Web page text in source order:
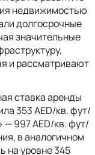
недвижимостью
долгосрочные
значительные
и рассматривают
ставка аренды
353 AED/кв. фут/
— 997 AED/кв. фут/
в аналогичном
на уровне 345